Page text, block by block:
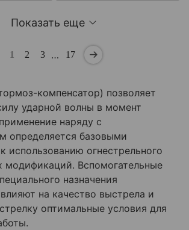
Показать еще
1 2 3 … 17
компенсатор) позволяет
ударной волны в момент
наряду с
определяется базовыми
использованию огнестрельного
модификаций. Вспомогательные
назначения
на качество выстрела и
оптимальные условия для